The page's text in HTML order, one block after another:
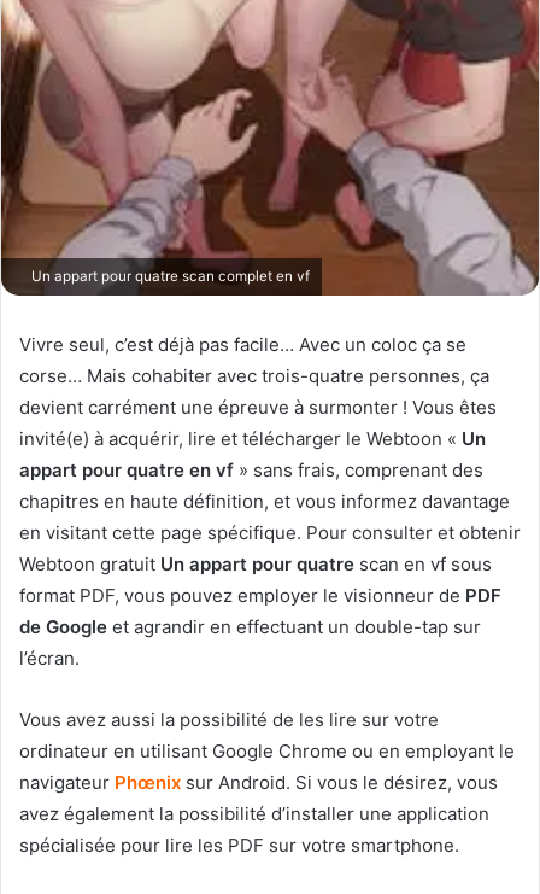
Un appart pour quatre scan complet en vf
Vivre seul, c’est déjà pas facile… Avec un coloc ça se
corse… Mais cohabiter avec trois-quatre personnes, ça
devient carrément une épreuve à surmonter ! Vous êtes
invité(e) à acquérir, lire et télécharger le Webtoon « Un
appart pour quatre en vf » sans frais, comprenant des
chapitres en haute définition, et vous informez davantage
en visitant cette page spécifique. Pour consulter et obtenir
Webtoon gratuit Un appart pour quatre scan en vf sous
format PDF, vous pouvez employer le visionneur de PDF
de Google et agrandir en effectuant un double-tap sur
l’écran.
Vous avez aussi la possibilité de les lire sur votre
ordinateur en utilisant Google Chrome ou en employant le
navigateur Phœnix sur Android. Si vous le désirez, vous
avez également la possibilité d’installer une application
spécialisée pour lire les PDF sur votre smartphone.